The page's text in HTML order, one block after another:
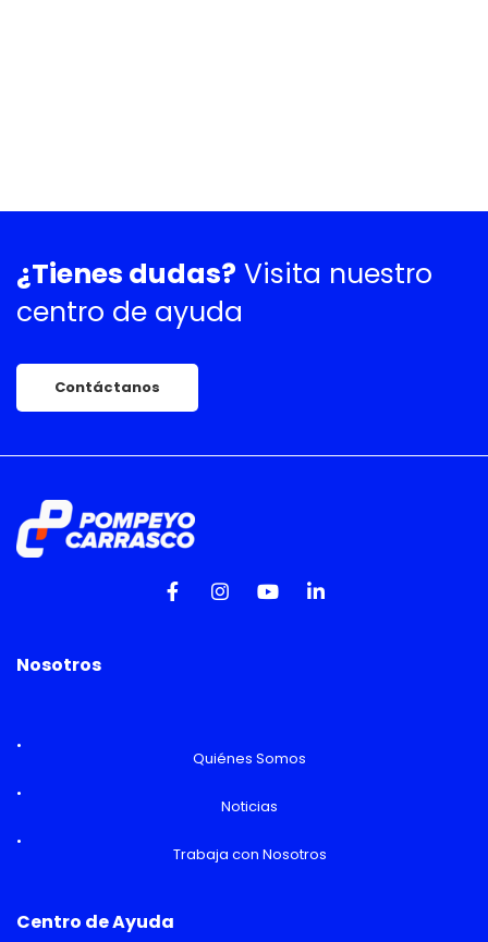
¿Tienes dudas? Visita nuestro
centro de ayuda
Contáctanos
Nosotros
Quiénes Somos
Noticias
Trabaja con Nosotros
Centro de Ayuda